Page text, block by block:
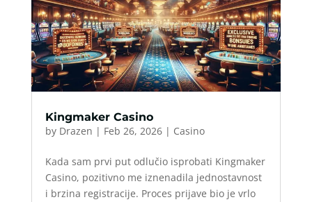
Kingmaker Casino
by Drazen | Feb 26, 2026| Casino
Kada sam prvi put odlučio isprobati Kingmaker
Casino, pozitivno me iznenadila jednostavnost
i brzina registracije. Proces prijave bio je vrlo